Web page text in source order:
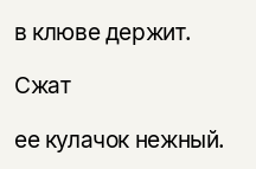
в клюве держит.
Сжат
ее кулачок нежный.